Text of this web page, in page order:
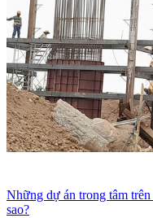
Những dự án trong tâm
sao?